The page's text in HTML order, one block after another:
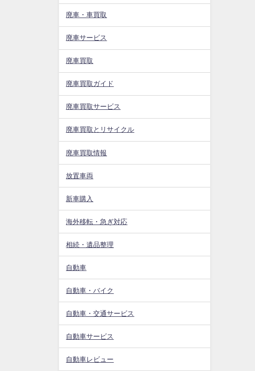
廃車・車買取
廃車サービス
廃車買取
廃車買取ガイド
廃車買取サービス
廃車買取とリサイクル
廃車買取情報
放置車両
新車購入
海外移転・急ぎ対応
相続・遺品整理
自動車
自動車・バイク
自動車・交通サービス
自動車サービス
自動車レビュー